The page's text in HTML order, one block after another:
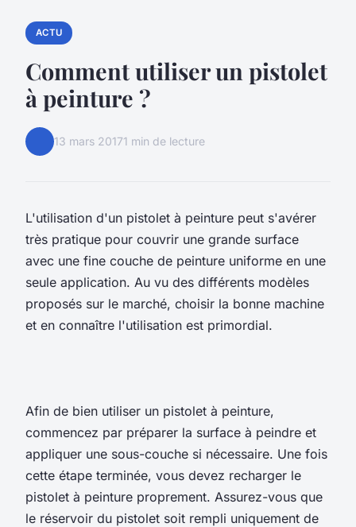
ACTU
Comment utiliser un pistolet
à peinture ?
13 mars 20171 min de lecture
L'utilisation d'un pistolet à peinture peut s'avérer
très pratique pour couvrir une grande surface
avec une fine couche de peinture uniforme en une
seule application. Au vu des différents modèles
proposés sur le marché, choisir la bonne machine
et en connaître l'utilisation est primordial.
Afin de bien utiliser un pistolet à peinture,
commencez par préparer la surface à peindre et
appliquer une sous-couche si nécessaire. Une fois
cette étape terminée, vous devez recharger le
pistolet à peinture proprement. Assurez-vous que
le réservoir du pistolet soit rempli uniquement de